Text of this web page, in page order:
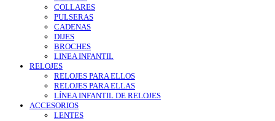
COLLARES
PULSERAS
CADENAS
DIJES
BROCHES
LINEA INFANTIL
RELOJES
RELOJES PARA ELLOS
RELOJES PARA ELLAS
LÍNEA INFANTIL DE RELOJES
ACCESORIOS
LENTES